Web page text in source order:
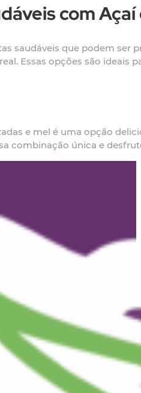
com
saudáveis que podem ser
Essas opções são ideais
e mel é uma opção
combinação única e